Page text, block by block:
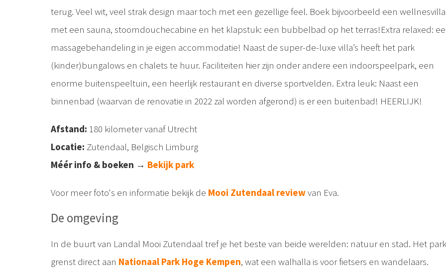
terug. Veel wit, veel strak design maar toch met een gezellige feel. Boek bijvoorbeeld een wellnesvilla
met een sauna, stoomdouchecabine en het klapstuk: een bubbelbad op het terras!Extra relaxed:
massagebehandeling in je eigen accommodatie! Naast de super-de-luxe villa’s heeft het park
(kinder)bungalows en chalets te huur. Faciliteiten hier zijn onder andere een indoorspeelpark, een
enorme buitenspeeltuin, een heerlijk restaurant en diverse sportvelden. Extra leuk: Naast een
binnenbad (waarvan de renovatie in 2022 zal worden afgerond) is er een buitenbad! HEERLIJK!
Afstand: 180 kilometer vanaf Utrecht
Locatie: Zutendaal, Belgisch Limburg
Méér info & boeken → Bekijk park
Voor meer foto's en informatie bekijk de Mooi Zutendaal reviewvan Eva.
De omgeving
In de buurt van Landal Mooi Zutendaal tref je het beste van beide werelden: natuur en stad. Het park
grenst direct aan Nationaal Park Hoge Kempen, wat een walhalla is voor fietsers en wandelaars.